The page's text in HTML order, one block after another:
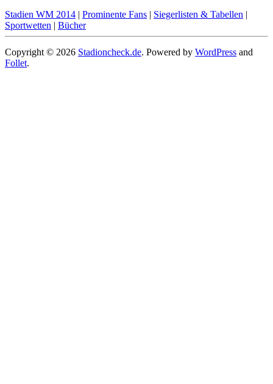
Stadien WM 2014 | Prominente Fans | Siegerlisten & Tabellen |
Sportwetten | Bücher
Copyright © 2026 Stadioncheck.de. Powered by WordPress and
Follet.